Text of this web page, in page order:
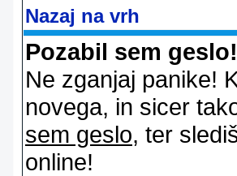
Nazaj na vrh
Pozabil sem geslo!
Ne zganjaj panike!
novega, in sicer
sem geslo, ter
online!